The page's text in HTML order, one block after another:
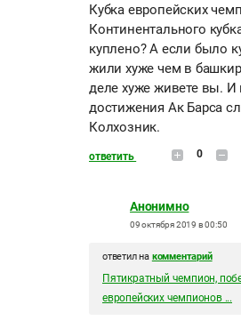
Кубка европейских
Континентального
куплено? А если было
жили хуже чем в
деле хуже живете вы. И
достижения Ак Барса
Колхозник.
ответить 0
Анонимно
09 октября 2019 в 00:50
ответил на комментарий
Пятикратный чемпион,
европейских чемпионов ...